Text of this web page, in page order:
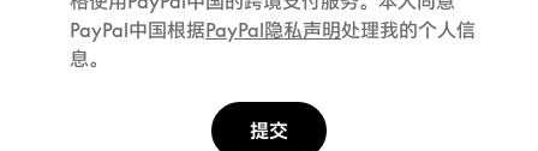
PayPal中国根据PayPal隐私声明处理我的个人信
息。
提交